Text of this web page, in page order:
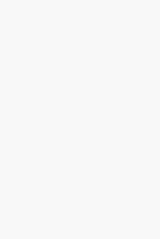
(Kỷ
5/2026 âm lịch
nạp âm Đại Lâm
trung bình